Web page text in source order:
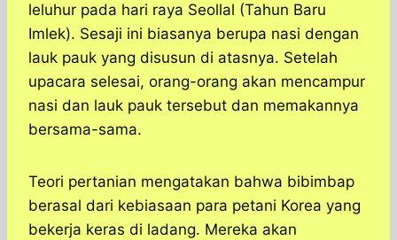
leluhur pada hari raya Seollal (Tahun Baru
Imlek). Sesaji ini biasanya berupa nasi dengan
lauk pauk yang disusun di atasnya. Setelah
upacara selesai, orang-orang akan mencampur
nasi dan lauk pauk tersebut dan memakannya
bersama-sama.
Teori pertanian mengatakan bahwa bibimbap
berasal dari kebiasaan para petani Korea yang
bekerja keras di ladang. Mereka akan